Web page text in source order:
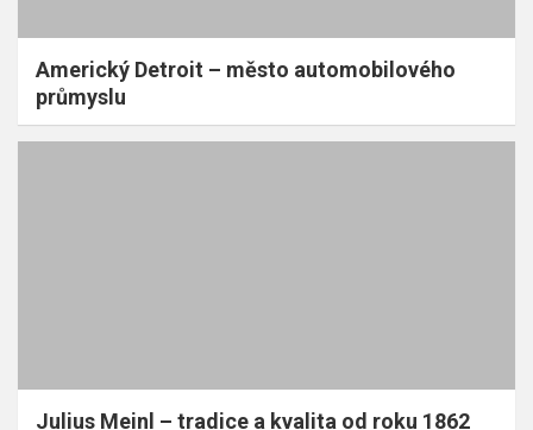
Americký Detroit – město automobilového
průmyslu
Julius Meinl – tradice a kvalita od roku 1862